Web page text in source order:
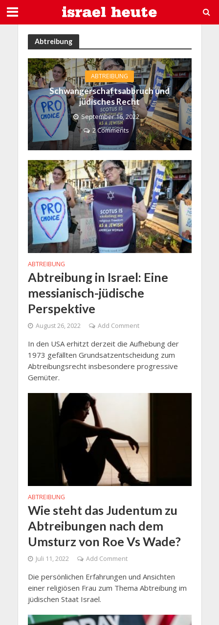
Abtreibung
ABTREIBUNG
Schwangerschaftsabbruch und
jüdisches Recht
September 16, 2022
2 Comments
ABTREIBUNG
Abtreibung in Israel: Eine
messianisch-jüdische
Perspektive
August 26, 2022 Add Comment
In den USA erhitzt derzeit die Aufhebung der
1973 gefällten Grundsatzentscheidung zum
Abtreibungsrecht insbesondere progressive
Gemüter.
ABTREIBUNG
Wie steht das Judentum zu
Abtreibungen nach dem
Umsturz von Roe Vs Wade?
Juli 11, 2022 Add Comment
Die persönlichen Erfahrungen und Ansichten
einer religiösen Frau zum Thema Abtreibung im
jüdischen Staat Israel.